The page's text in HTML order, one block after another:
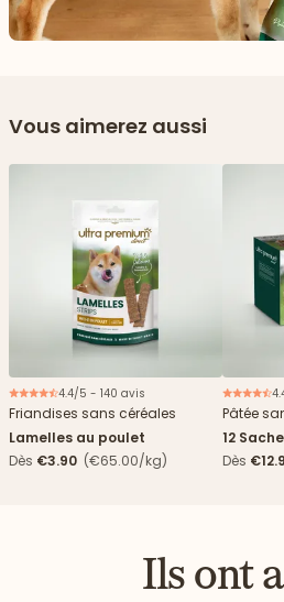
Vous aimerez aussi
4.4/5 - 140 avis
Friandises sans céréales
Lamelles au poulet
Dès €3.90 (€65.00/kg)
Pâtée
12
Dès
Ils ont